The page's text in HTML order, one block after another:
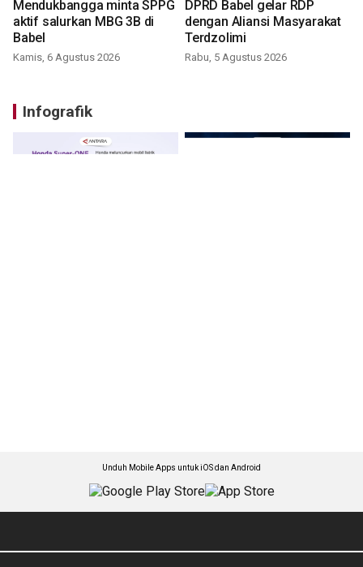
Mendukbangga minta SPPG
aktif salurkan MBG 3B di
Babel
Kamis, 6 Agustus 2026
DPRD Babel gelar RDP
dengan Aliansi Masyarakat
Terdzolimi
Rabu, 5 Agustus 2026
Infografik
Unduh Mobile Apps untuk iOS dan Android